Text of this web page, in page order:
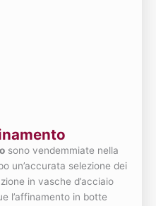
sono vendemmiate nella
un’accurata selezione dei
in vasche d’acciaio
l’affinamento in botte